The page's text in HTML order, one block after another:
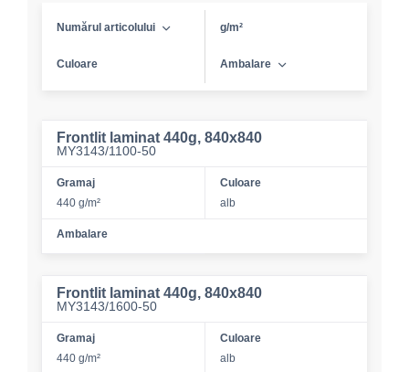
Numărul articolului g/m²
Culoare Ambalare
Frontlit laminat 440g, 840x840
MY3143/1100-50
Gramaj
440 g/m²
Culoare
alb
Ambalare
Frontlit laminat 440g, 840x840
MY3143/1600-50
Gramaj
440 g/m²
Culoare
alb